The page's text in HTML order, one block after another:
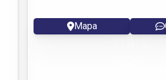
Mapa